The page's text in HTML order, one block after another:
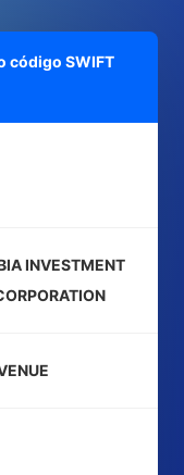
código SWIFT
INVESTMENT